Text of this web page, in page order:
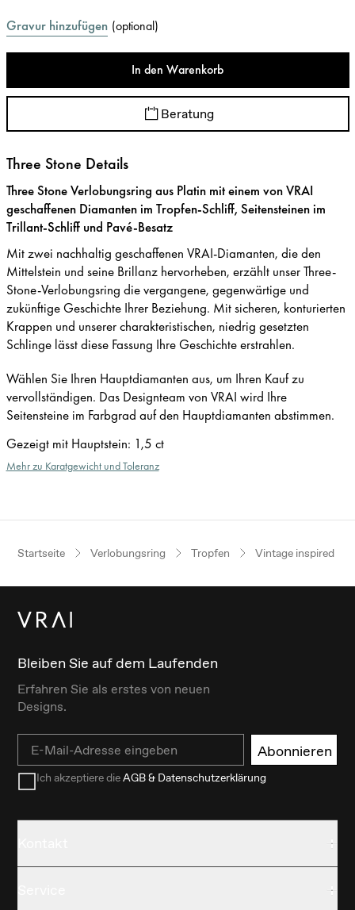
Gravur hinzufügen (optional)
In den Warenkorb
Beratung
Three Stone Details
Three Stone Verlobungsring aus Platin mit einem von VRAI
geschaffenen Diamanten im Tropfen-Schliff, Seitensteinen im
Trillant-Schliff und Pavé-Besatz
Mit zwei nachhaltig geschaffenen VRAI-Diamanten, die den
Mittelstein und seine Brillanz hervorheben, erzählt unser Three-
Stone-Verlobungsring die vergangene, gegenwärtige und
zukünftige Geschichte Ihrer Beziehung. Mit sicheren, konturierten
Krappen und unserer charakteristischen, niedrig gesetzten
Schlinge lässt diese Fassung Ihre Geschichte erstrahlen.
Wählen Sie Ihren Hauptdiamanten aus, um Ihren Kauf zu
vervollständigen. Das Designteam von VRAI wird Ihre
Seitensteine im Farbgrad auf den Hauptdiamanten abstimmen.
Gezeigt mit Hauptstein: 1,5 ct
Mehr zu Karatgewicht und Toleranz
Startseite Verlobungsring Tropfen Vintage inspired
Bleiben Sie auf dem Laufenden
Erfahren Sie als erstes von neuen
Designs.
Email Abonnieren
Ich akzeptiere dieAGB & Datenschutzerklärung